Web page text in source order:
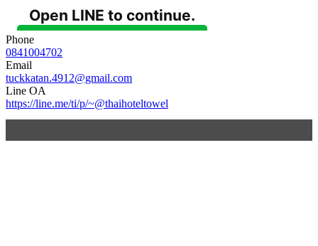
Phone
0841004702
Email
tuckkatan.4912@gmail.com
Line OA
https://line.me/ti/p/~@thaihoteltowel